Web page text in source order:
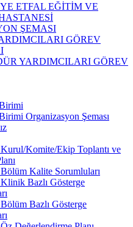
ETFAL EĞİTİM VE
ŞEMASI
GÖREV
YARDIMCILARI GÖREV
Organizasyon Şeması
Kurul/Komite/Ekip Toplantı ve
Bölüm Kalite Sorumluları
Klinik Bazlı Gösterge
Bölüm Bazlı Gösterge